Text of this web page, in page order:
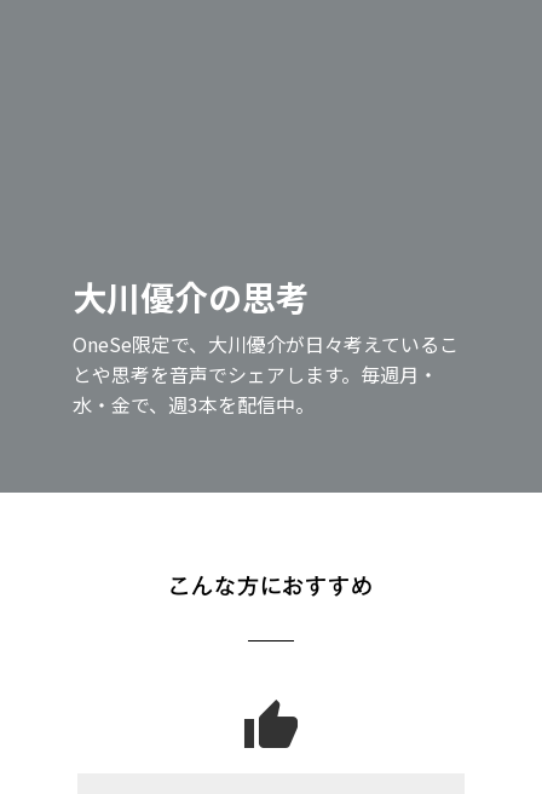
大川優介の思考
OneSe限定で、大川優介が日々考えているこ
とや思考を音声でシェアします。毎週月・
水・金で、週3本を配信中。
こんな方におすすめ
thumb_up